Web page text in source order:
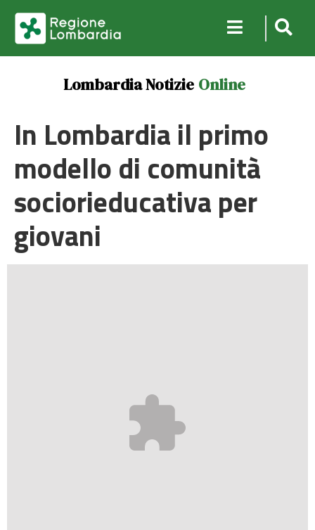
Lombardia Notizie Online
In Lombardia il primo
modello di comunità
sociorieducativa per
giovani